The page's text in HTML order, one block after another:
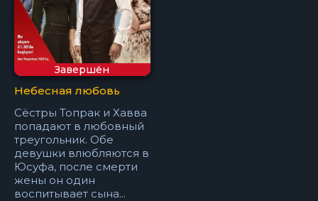
Завершён
Небесная любовь
Сёстры Топрак и Хавва
попадают в любовный
треугольник. Обе
девушки влюбляются в
Юсуфа, после смерти
жены он один
воспитывает сына...